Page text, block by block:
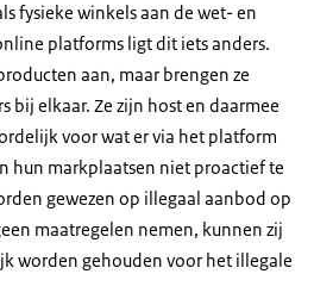
fysieke winkels aan de wet- en
platforms ligt dit iets anders.
aan, maar brengen ze
bij elkaar. Ze zijn host en daarmee
voor wat er via het platform
hun markplaatsen niet proactief te
gewezen op illegaal aanbod op
maatregelen nemen, kunnen zij
worden gehouden voor het illegale